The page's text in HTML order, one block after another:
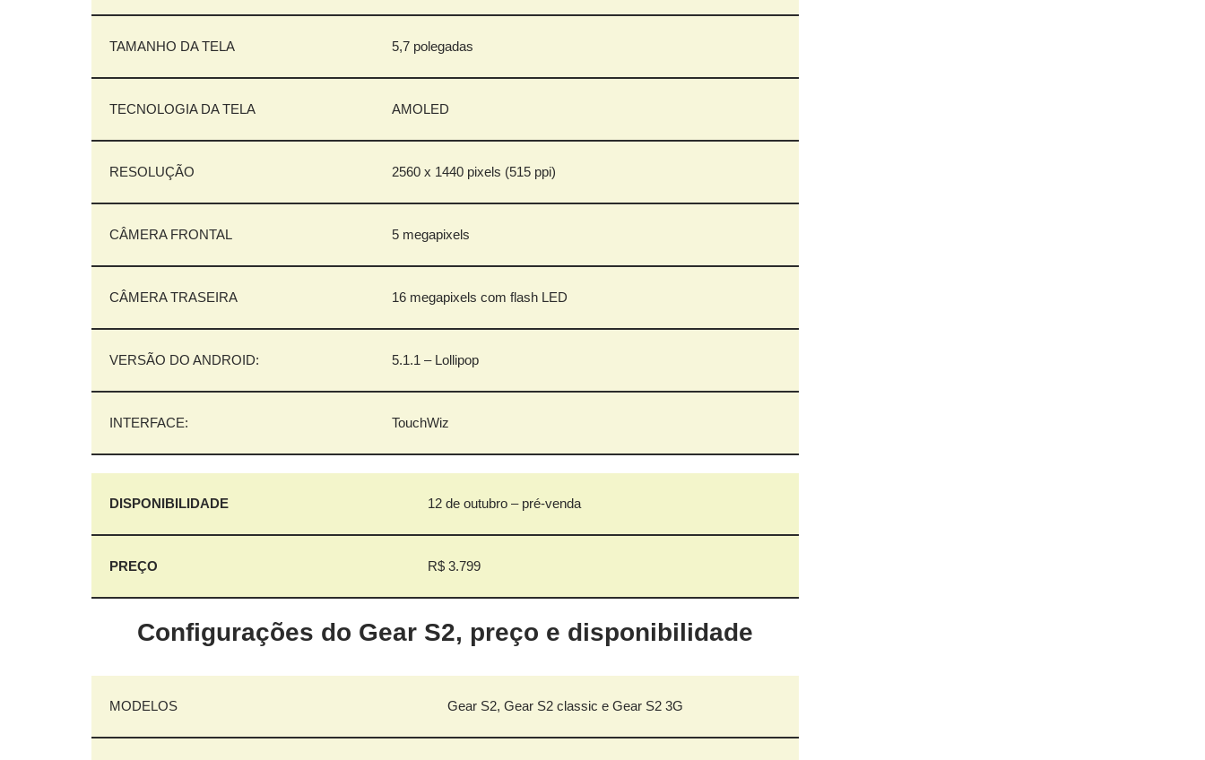
TAMANHO DA TELA 5,7 polegadas
TECNOLOGIA DA TELA AMOLED
RESOLUÇÃO 2560 x 1440 pixels (515 ppi)
CÂMERA FRONTAL 5 megapixels
CÂMERA TRASEIRA 16 megapixels com flash LED
VERSÃO DO ANDROID: 5.1.1 – Lollipop
INTERFACE: TouchWiz
DISPONIBILIDADE 12 de outubro – pré-venda
PREÇO R$ 3.799
Configurações do Gear S2, preço e disponibilidade
MODELOS Gear S2, Gear S2 classic e Gear S2 3G